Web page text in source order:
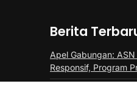
Berita
Apel Gabungan:
Responsif, Program